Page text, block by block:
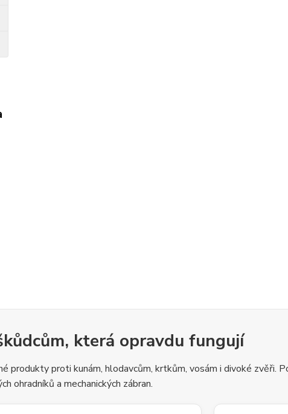
která opravdu fungují
produkty proti kunám, hlodavcům, krtkům, vosám i divoké zvěři.
ohradníků a mechanických zábran.